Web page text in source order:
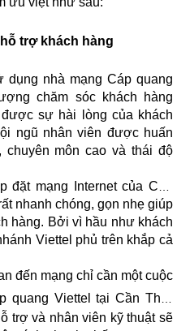
trợ khách hàng
nhà mạng Cáp quang
chăm sóc khách hàng
sự hài lòng của khách
ngũ nhân viên được huấn
chuyên môn cao và thái độ
đặt mạng Internet của Cáp
nhanh chóng, gọn nhẹ giúp
hàng. Bởi vì hầu như khách
Viettel phủ trên khắp cả
đến mạng chỉ cần một cuộc
quang Viettel tại Cần Thơ,
trợ và nhân viên kỹ thuật sẽ